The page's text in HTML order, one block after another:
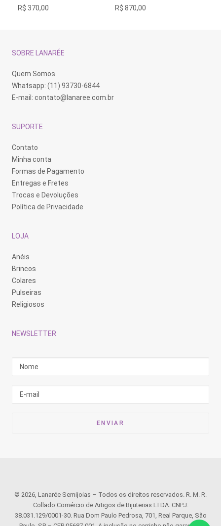
R$ 370,00
R$ 870,00
SOBRE LANARÉE
Quem Somos
Whatsapp: (11) 93730-6844
E-mail: contato@lanaree.com.br
SUPORTE
Contato
Minha conta
Formas de Pagamento
Entregas e Fretes
Trocas e Devoluções
Política de Privacidade
LOJA
Anéis
Brincos
Colares
Pulseiras
Religiosos
NEWSLETTER
© 2026, Lanarée Semijoias – Todos os direitos reservados. R. M. R.
Collado Comércio de Artigos de Bijuterias LTDA. CNPJ:
38.031.129/0001-30. Rua Dom Paulo Pedrosa, 701, Real Parque, São